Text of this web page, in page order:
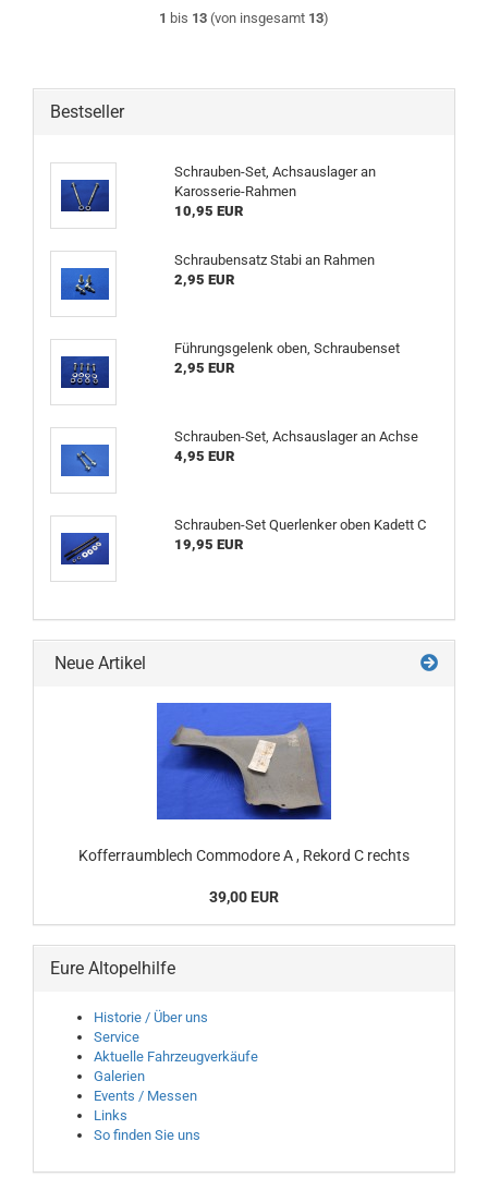
1 bis 13 (von insgesamt 13)
Bestseller
Schrauben-Set, Achsauslager an
Karosserie-Rahmen
10,95 EUR
Schraubensatz Stabi an Rahmen
2,95 EUR
Führungsgelenk oben, Schraubenset
2,95 EUR
Schrauben-Set, Achsauslager an Achse
4,95 EUR
Schrauben-Set Querlenker oben Kadett C
19,95 EUR
Neue Artikel
Kofferraumblech Commodore A , Rekord C rechts
39,00 EUR
Eure Altopelhilfe
Historie / Über uns
Service
Aktuelle Fahrzeugverkäufe
Galerien
Events / Messen
Links
So finden Sie uns